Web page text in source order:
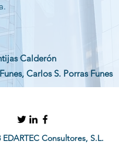
Calderón
Carlos S. Porras Funes
Consultores, S.L.